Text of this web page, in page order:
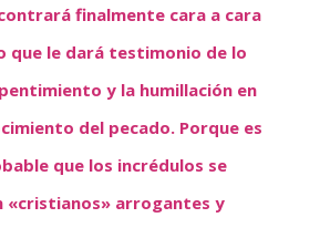
finalmente cara a cara
que le dará testimonio de lo
y la humillación en
del pecado. Porque es
que los incrédulos se
«cristianos» arrogantes y